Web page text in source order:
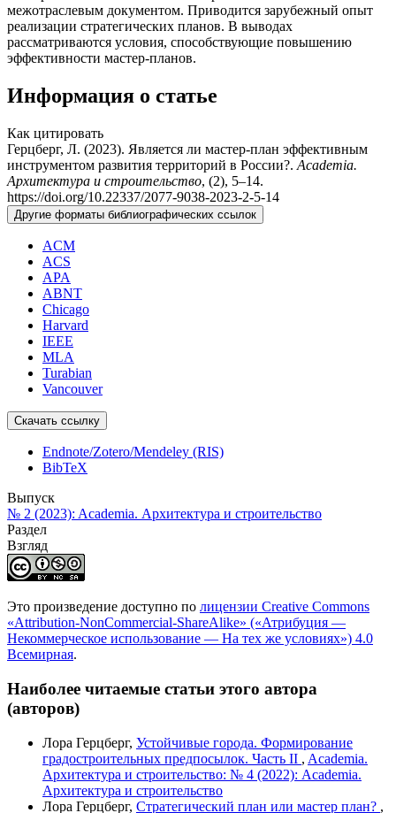
межотраслевым документом. Приводится зарубежный опыт
реализации стратегических планов. В выводах
рассматриваются условия, способствующие повышению
эффективности мастер-планов.
Информация о статье
Как цитировать
Герцберг, Л. (2023). Является ли мастер-план эффективным
инструментом развития территорий в России?. Academia.
Архитектура и строительство, (2), 5–14.
https://doi.org/10.22337/2077-9038-2023-2-5-14
Другие форматы библиографических ссылок
ACM
ACS
APA
ABNT
Chicago
Harvard
IEEE
MLA
Turabian
Vancouver
Скачать ссылку
Endnote/Zotero/Mendeley (RIS)
BibTeX
Выпуск
№ 2 (2023): Academia. Архитектура и строительство
Раздел
Взгляд
Это произведение доступно по лицензии Creative Commons
«Attribution-NonCommercial-ShareAlike» («Атрибуция —
Некоммерческое использование — На тех же условиях») 4.0
Всемирная.
Наиболее читаемые статьи этого автора
(авторов)
Лора Герцберг, Устойчивые города. Формирование
градостроительных предпосылок. Часть II , Academia.
Архитектура и строительство: № 4 (2022): Academia.
Архитектура и строительство
Лора Герцберг, Стратегический план или мастер план? ,